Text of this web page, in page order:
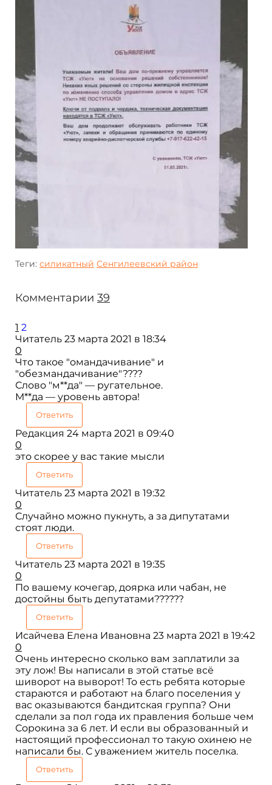
Теги: силикатный Сенгилеевский район
Комментарии 39
1 2
Читатель 23 марта 2021 в 18:34
0
Что такое "омандачивание" и
"обезмандачивание"????
Слово "м**да" — ругательное.
М**да — уровень автора!
Ответить
Редакция 24 марта 2021 в 09:40
0
это скорее у вас такие мысли
Ответить
Читатель 23 марта 2021 в 19:32
0
Случайно можно пукнуть, а за дипутатами
стоят люди.
Ответить
Читатель 23 марта 2021 в 19:35
0
По вашему кочегар, доярка или чабан, не
достойны быть депутатами??????
Ответить
Исайчева Елена Ивановна 23 марта 2021 в 19:42
0
Очень интересно сколько вам заплатили за
эту лож! Вы написали в этой статье всё
шиворот на выворот! То есть ребята которые
стараются и работают на благо поселения у
вас оказываются бандитская группа? Они
сделали за пол года их правления больше чем
Сорокина за 6 лет. И если вы образованный и
настоящий профессионал то такую охинею не
написали бы. С уважением житель поселка.
Ответить